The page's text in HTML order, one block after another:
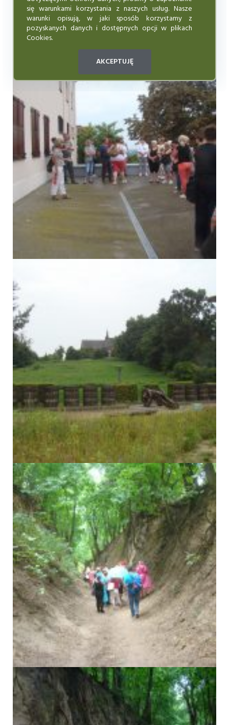
się warunkami korzystania z naszych usług. Nasze
warunki opisują, w jaki sposób korzystamy z
pozyskanych danych i dostępnych opcji w plikach
Cookies.
AKCEPTUJĘ